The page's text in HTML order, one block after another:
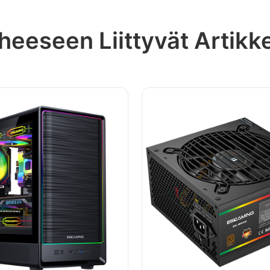
Liittyvät